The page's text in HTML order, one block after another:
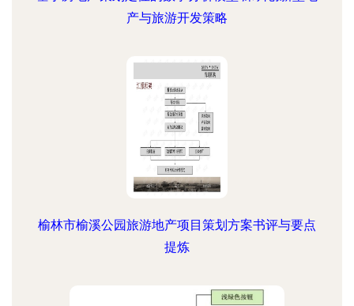
产与旅游开发策略
榆林市榆溪公园旅游地产项目策划方案书评与要点
提炼